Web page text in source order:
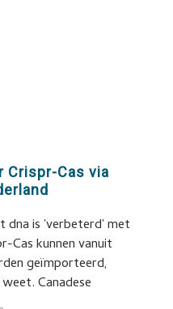
Crispr-Cas via
dna is 'verbeterd' met
Cas kunnen vanuit
geïmporteerd,
Canadese